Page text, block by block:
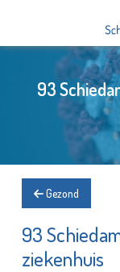
93
Gezond
93
ziekenhuis